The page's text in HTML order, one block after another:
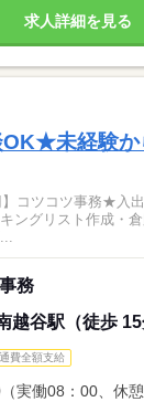
求人詳細を見る
OK★未経験か
コツコツ事務★入
ングリスト作成・
務
越谷駅（徒歩 15
費全額支給
実働08：00、休憩